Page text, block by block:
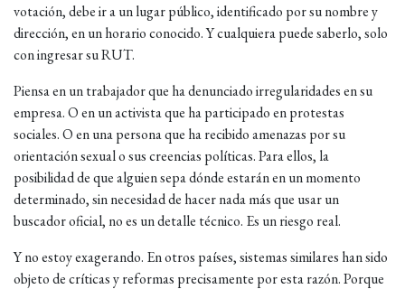
votación, debe ir a un lugar público, identificado por su nombre y
dirección, en un horario conocido. Y cualquiera puede saberlo, solo
con ingresar su RUT.
Piensa en un trabajador que ha denunciado irregularidades en su
empresa. O en un activista que ha participado en protestas
sociales. O en una persona que ha recibido amenazas por su
orientación sexual o sus creencias políticas. Para ellos, la
posibilidad de que alguien sepa dónde estarán en un momento
determinado, sin necesidad de hacer nada más que usar un
buscador oficial, no es un detalle técnico. Es un riesgo real.
Y no estoy exagerando. En otros países, sistemas similares han sido
objeto de críticas y reformas precisamente por esta razón. Porque